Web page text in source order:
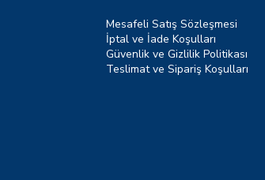
Mesafeli Satış Sözleşmesi
İptal ve İade Koşulları
Güvenlik ve Gizlilik Politikası
Teslimat ve Sipariş Koşulları